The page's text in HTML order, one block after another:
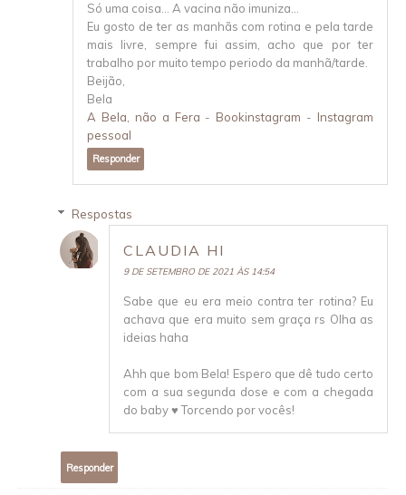
Só uma coisa... A vacina não imuniza...
Eu gosto de ter as manhãs com rotina e pela tarde
mais livre, sempre fui assim, acho que por ter
trabalho por muito tempo periodo da manhã/tarde.
Beijão,
Bela
A Bela, não a Fera - Bookinstagram - Instagram
pessoal
Responder
Respostas
CLAUDIA HI
9 DE SETEMBRO DE 2021 ÀS 14:54
Sabe que eu era meio contra ter rotina? Eu
achava que era muito sem graça rs Olha as
ideias haha
Ahh que bom Bela! Espero que dê tudo certo
com a sua segunda dose e com a chegada
do baby ♥ Torcendo por vocês!
Responder